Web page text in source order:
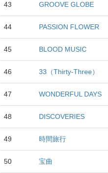
43 GROOVE GLOBE
44 PASSION FLOWER
45 BLOOD MUSIC
46 33（Thirty-Three）
47 WONDERFUL DAYS
48 DISCOVERIES
49 時間旅行
50 宝曲